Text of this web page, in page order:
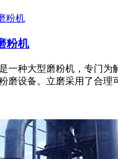
粉机
一种大型磨粉机，专门
磨设备。立磨采用了合理